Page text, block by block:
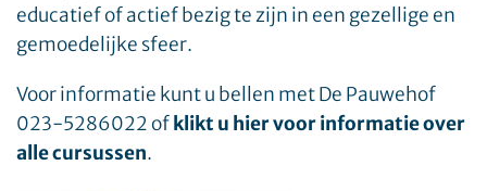
educatief of actief bezig te zijn in een gezellige en
gemoedelijke sfeer.
Voor informatie kunt u bellen met De Pauwehof
023-5286022 of klikt u hier voor informatie over
alle cursussen.